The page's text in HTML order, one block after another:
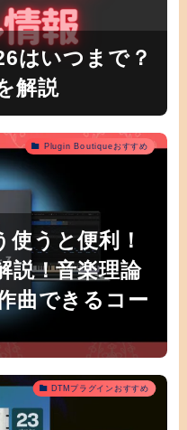
はいつまで？
解説
Plugin Boutiqueおすすめ
使うと便利！
説！音楽理論
曲できるコー
DTMプラグインおすすめ